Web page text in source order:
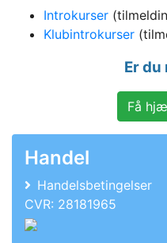
Introkurser
Klubintrokurser
Er du
Få
Handel
Handelsbetingelser
CVR: 28181965